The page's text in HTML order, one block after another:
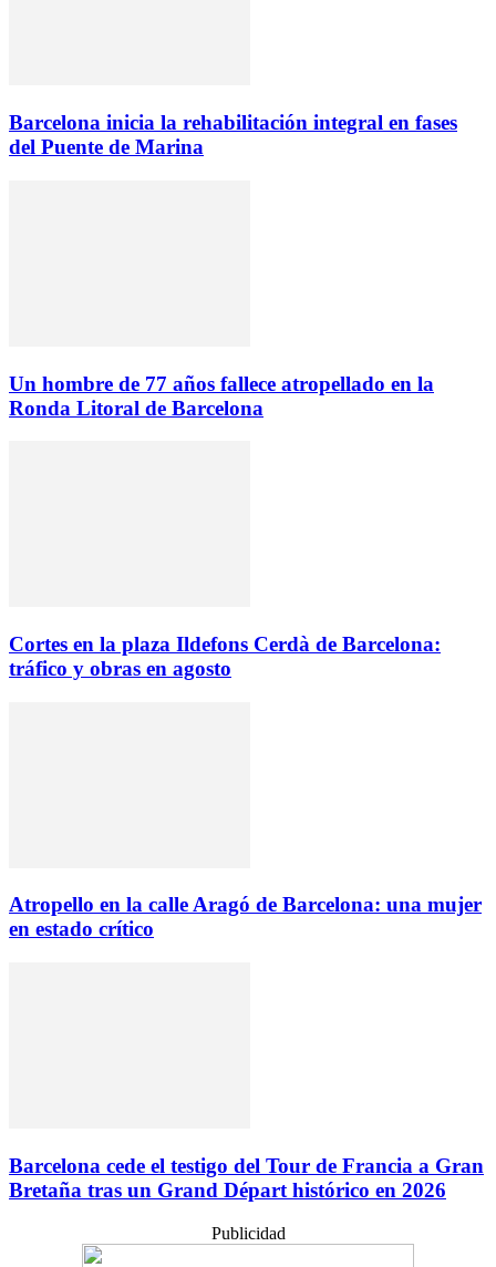
Barcelona inicia la rehabilitación integral en fases
del Puente de Marina
Un hombre de 77 años fallece atropellado en la
Ronda Litoral de Barcelona
Cortes en la plaza Ildefons Cerdà de Barcelona:
tráfico y obras en agosto
Atropello en la calle Aragó de Barcelona: una mujer
en estado crítico
Barcelona cede el testigo del Tour de Francia a Gran
Bretaña tras un Grand Départ histórico en 2026
Publicidad